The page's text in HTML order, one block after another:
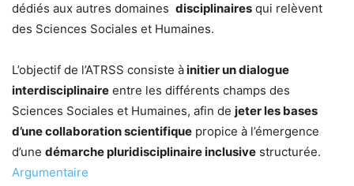
dédiés aux autres domaines disciplinaires qui relèvent
des Sciences Sociales et Humaines.
L’objectif de l’ATRSS consiste àinitier un dialogue
interdisciplinaire entre les différents champs des
Sciences Sociales et Humaines, afin de jeter les bases
d’une collaboration scientifique propice à l’émergence
d’une démarche pluridisciplinaire inclusive structurée.
Argumentaire